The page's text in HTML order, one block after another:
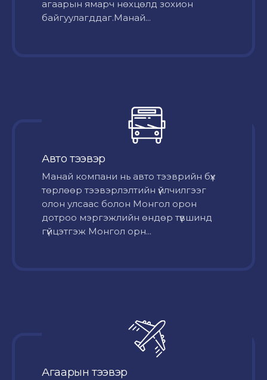
агаарын ямарч нөхцөлд зохион
байгуулагддаг.Манай...
Авто тээвэр
Mанай компани нь авто тээврийн бүх
төрлөөр тээвэрлэлтийн үйлчилгээг
олон улсаас болон Монгол орон
дотроо мэргэжлийн өндөр түвшинд
гүйцэтгэж Монгол орн...
Агаарын тээвэр